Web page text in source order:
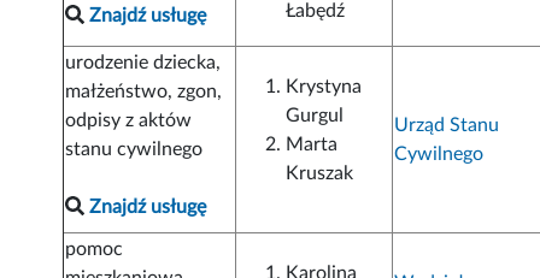
Znajdź usługę
Łabędź
urodzenie dziecka,
małżeństwo, zgon,
odpisy z aktów
stanu cywilnego
Znajdź usługę
Krystyna
Gurgul
Marta
Kruszak
Urząd Stanu
Cywilnego
pomoc
Karolina